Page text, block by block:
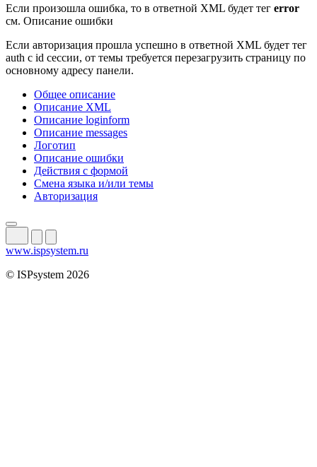
Если произошла ошибка, то в ответной XML будет тег error
см. Описание ошибки
Если авторизация прошла успешно в ответной XML будет тег
auth c id сессии, от темы требуется перезагрузить страницу по
основному адресу панели.
Общее описание
Описание XML
Описание loginform
Описание messages
Логотип
Описание ошибки
Действия с формой
Смена языка и/или темы
Авторизация
www.ispsystem.ru
© ISPsystem 2026